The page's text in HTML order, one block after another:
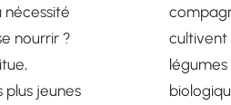
nécessité
nourrir ?
plus jeunes
cultivent